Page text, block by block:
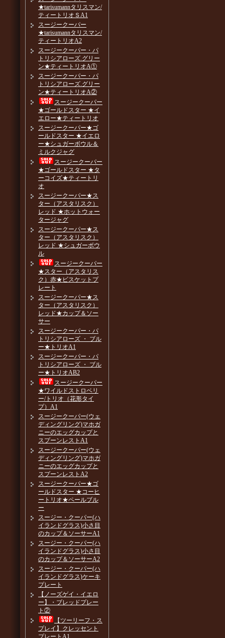
★tarisumannタリスマン/
ティートリオＳA1
スージークーパー
★tarisumannタリスマン/
ティートリオA2
スージークーパー・パ
トリシアローズ.グリー
ン★ティートリオA①
スージークーパー・パ
トリシアローズ.グリー
ン★ティートリオA②
スージークーパー
★ゴールドスター ★イ
エロー★ティートリオ
スージークーパー★ゴ
ールドスター ★イエロ
ー★シュガーボウル＆
ミルクジャグ
スージークーパー
★ゴールドスター ★タ
ーコイズ★ティートリ
オ
スージークーパー★ス
ター（アスタリスク）
レッド ★ホットウォー
タージャグ
スージークーパー★ス
ター（アスタリスク）
レッド ★シュガーボウ
ル
スージークーパー
★スター（アスタリス
ク）赤★ビスケットプ
レート
スージークーパー★ス
ター（アスタリスク）
レッド★カップ＆ソー
サー
スージークーパー・パ
トリシアローズ ・ ブル
ー★トリオA1
スージークーパー・パ
トリシアローズ ・ ブル
ー★トリオAB2
スージークーパー
★ワイルドストロベリ
ー/トリオ（花形タイ
プ）A1
スージークーパー(ウェ
ディングリング)マホガ
ニーのエッグカップと
スプーンレストA1
スージークーパー(ウェ
ディングリング)マホガ
ニーのエッグカップと
スプーンレストA2
スージークーパー★ゴ
ールドスター ★コーヒ
ートリオ★ペールブル
ー
スージー・クーパー(ハ
イランドグラス)小さ目
のカップ＆ソーサーA1
スージー・クーパー(ハ
イランドグラス)小さ目
のカップ＆ソーサーA2
スージー・クーパー(ハ
イランドグラス)ケーキ
プレート
【ノーズゲイ・イエロ
ー】・ブレッドプレー
ト②
【ツーリーフ・ス
プレイ】クレッセント
プレートA1